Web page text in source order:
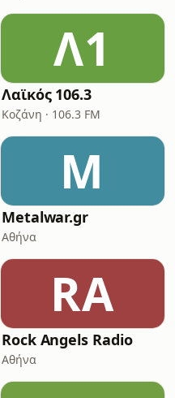
Λ1
Λαϊκός 106.3
Κοζάνη · 106.3 FM
M
Metalwar.gr
Αθήνα
RA
Rock Angels Radio
Αθήνα